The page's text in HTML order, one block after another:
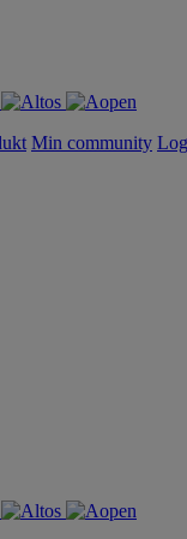
Min community